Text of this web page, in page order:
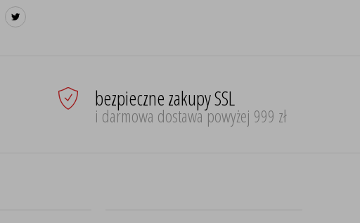
bezpieczne zakupy SSL
i darmowa dostawa powyżej 999 zł